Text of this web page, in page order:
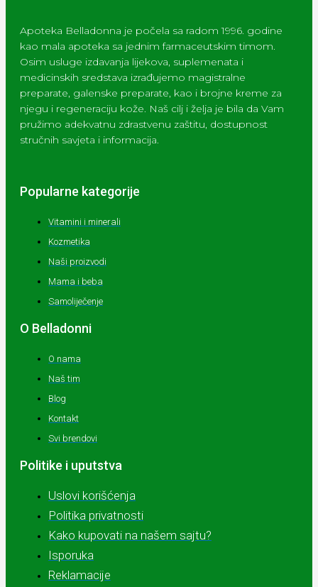
Apoteka Belladonna je počela sa radom 1996. godine
kao mala apoteka sa jednim farmaceutskim timom.
Osim usluge izdavanja lijekova, suplemenata i
medicinskih sredstava izrađujemo magistralne
preparate, galenske preparate, kao i brojne kreme za
njegu i regeneraciju kože. Naš cilj i želja je bila da Vam
pružimo adekvatnu zdrastvenu zaštitu, dostupnost
stručnih savjeta i informacija.
Popularne kategorije
Vitamini i minerali
Kozmetika
Naši proizvodi
Mama i beba
Samoliječenje
O Belladonni
O nama
Naš tim
Blog
Kontakt
Svi brendovi
Politike i uputstva
Uslovi korišćenja
Politika privatnosti
Kako kupovati na našem sajtu?
Isporuka
Reklamacije